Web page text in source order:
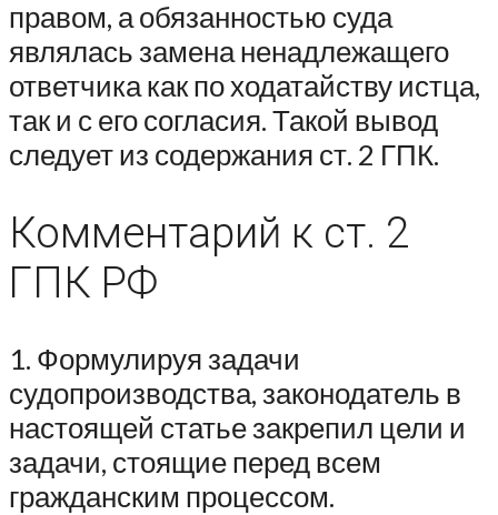
правом, а обязанностью суда
являлась замена ненадлежащего
ответчика как по ходатайству истца,
так и с его согласия. Такой вывод
следует из содержания ст. 2 ГПК.
Комментарий к ст. 2
ГПК РФ
1. Формулируя задачи
судопроизводства, законодатель в
настоящей статье закрепил цели и
задачи, стоящие перед всем
гражданским процессом.